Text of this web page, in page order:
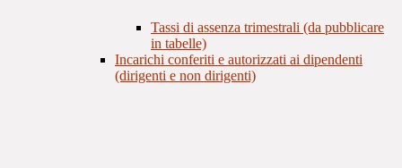
Tassi di assenza trimestrali (da pubblicare
in tabelle)
Incarichi conferiti e autorizzati ai dipendenti
(dirigenti e non dirigenti)